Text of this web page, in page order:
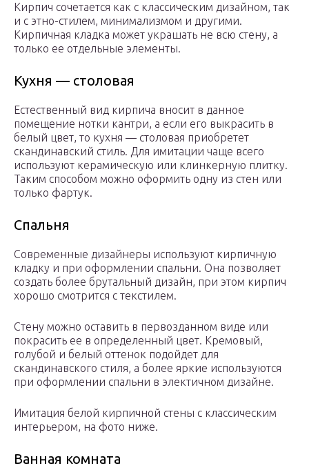
Кирпич сочетается как с классическим дизайном, так
и с этно-стилем, минимализмом и другими.
Кирпичная кладка может украшать не всю стену, а
только ее отдельные элементы.
Кухня — столовая
Естественный вид кирпича вносит в данное
помещение нотки кантри, а если его выкрасить в
белый цвет, то кухня — столовая приобретет
скандинавский стиль. Для имитации чаще всего
используют керамическую или клинкерную плитку.
Таким способом можно оформить одну из стен или
только фартук.
Спальня
Современные дизайнеры используют кирпичную
кладку и при оформлении спальни. Она позволяет
создать более брутальный дизайн, при этом кирпич
хорошо смотрится с текстилем.
Стену можно оставить в первозданном виде или
покрасить ее в определенный цвет. Кремовый,
голубой и белый оттенок подойдет для
скандинавского стиля, а более яркие используются
при оформлении спальни в электичном дизайне.
Имитация белой кирпичной стены с классическим
интерьером, на фото ниже.
Ванная комната